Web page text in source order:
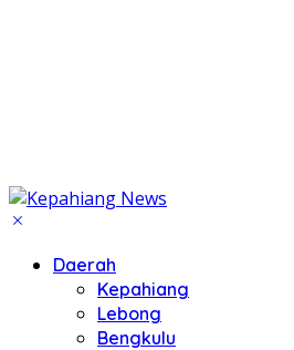
Daerah
Kepahiang
Lebong
Bengkulu